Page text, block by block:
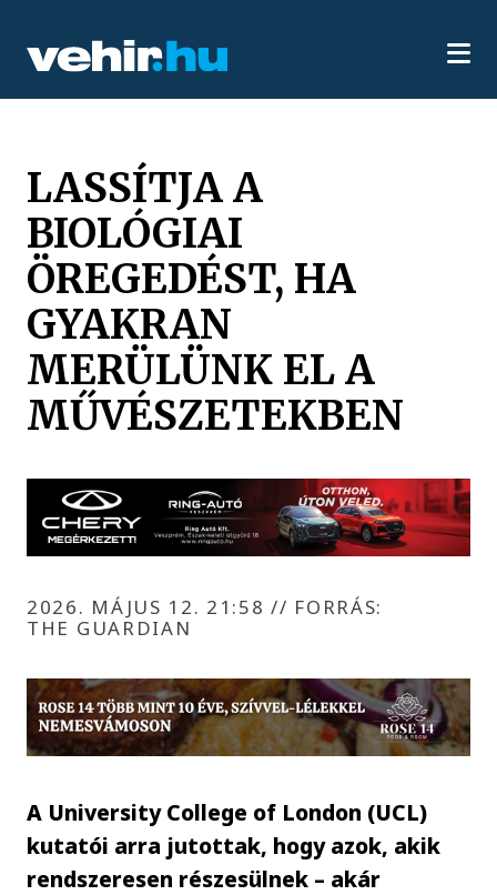
LASSÍTJA A
BIOLÓGIAI
ÖREGEDÉST, HA
GYAKRAN
MERÜLÜNK EL A
MŰVÉSZETEKBEN
2026. MÁJUS 12. 21:58// FORRÁS:
THE GUARDIAN
A University College of London (UCL)
kutatói arra jutottak, hogy azok, akik
rendszeresen részesülnek – akár